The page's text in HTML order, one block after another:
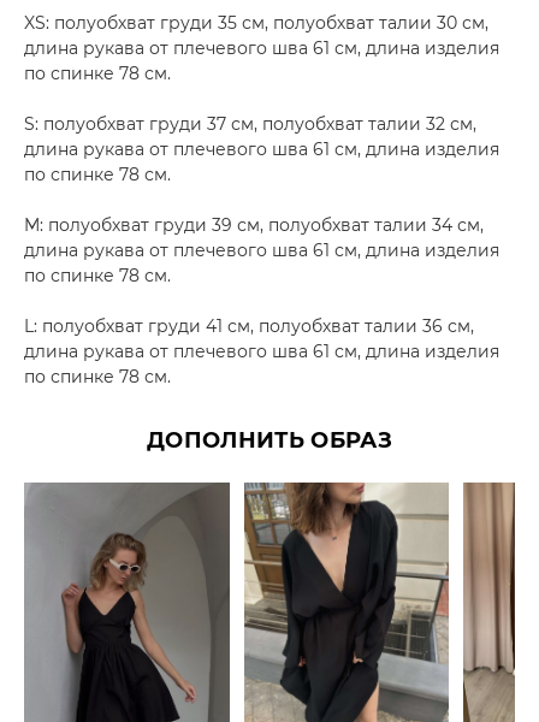
XS: полуобхват груди 35 см, полуобхват талии 30 см,
длина рукава от плечевого шва 61 см, длина изделия
по спинке 78 см.
S: полуобхват груди 37 см, полуобхват талии 32 см,
длина рукава от плечевого шва 61 см, длина изделия
по спинке 78 см.
M: полуобхват груди 39 см, полуобхват талии 34 см,
длина рукава от плечевого шва 61 см, длина изделия
по спинке 78 см.
L: полуобхват груди 41 см, полуобхват талии 36 см,
длина рукава от плечевого шва 61 см, длина изделия
по спинке 78 см.
ДОПОЛНИТЬ ОБРАЗ